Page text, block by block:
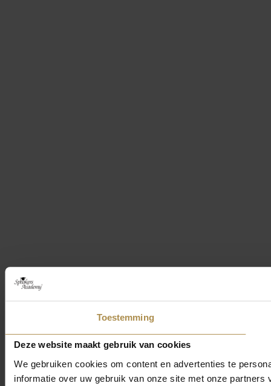
Toestemming
Deze website maakt gebruik van cookies
We gebruiken cookies om content en advertenties te
informatie over uw gebruik van onze site met onze